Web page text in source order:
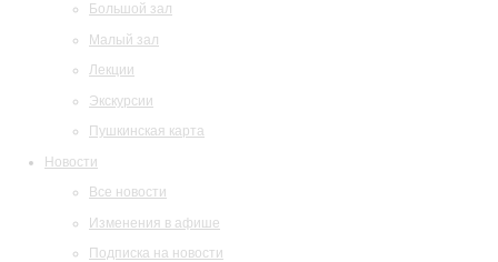
Большой зал
Малый зал
Лекции
Экскурсии
Пушкинская карта
Новости
Все новости
Изменения в афише
Подписка на новости